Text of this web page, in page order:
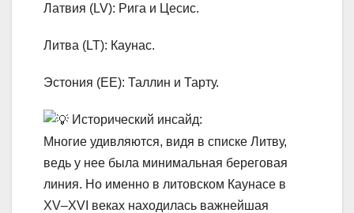
Латвия (LV): Рига и Цесис.
Литва (LT): Каунас.
Эстония (EE): Таллин и Тарту.
Исторический инсайд:
Многие удивляются, видя в списке Литву,
ведь у нее была минимальная береговая
линия. Но именно в литовском Каунасе в
XV–XVI веках находилась важнейшая